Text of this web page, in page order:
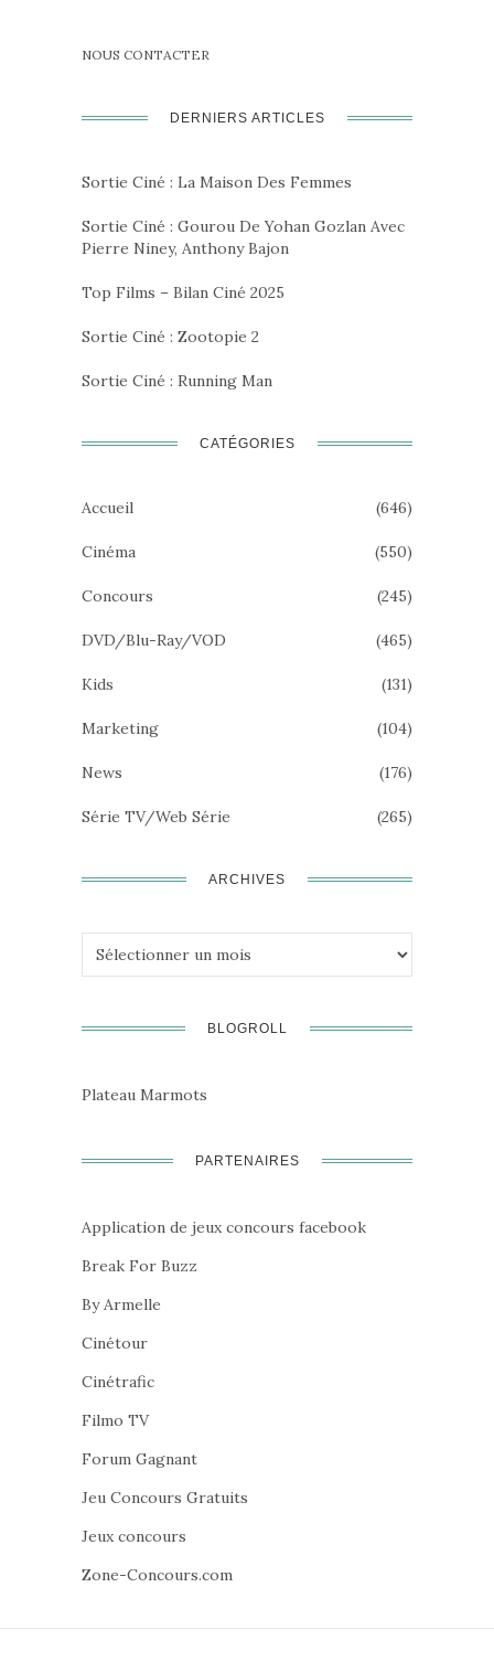
NOUS CONTACTER
DERNIERS ARTICLES
Sortie Ciné : La Maison Des Femmes
Sortie Ciné : Gourou De Yohan Gozlan Avec
Pierre Niney, Anthony Bajon
Top Films – Bilan Ciné 2025
Sortie Ciné : Zootopie 2
Sortie Ciné : Running Man
CATÉGORIES
Accueil (646)
Cinéma (550)
Concours (245)
DVD/Blu-Ray/VOD (465)
Kids (131)
Marketing (104)
News (176)
Série TV/Web Série (265)
ARCHIVES
Archives
BLOGROLL
Plateau Marmots
PARTENAIRES
Application de jeux concours facebook
Break For Buzz
By Armelle
Cinétour
Cinétrafic
Filmo TV
Forum Gagnant
Jeu Concours Gratuits
Jeux concours
Zone-Concours.com